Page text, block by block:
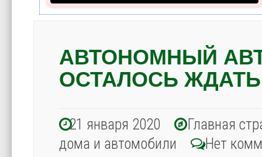
АВТОНОМНЫЙ
ОСТАЛОСЬ ЖДАТЬ
21 января 2020
Главная
дома и автомобили
Нет